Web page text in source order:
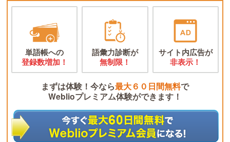
単語帳への
登録数増加！
語彙力診断が
無制限！
サイト内広告が
非表示！
まずは体験！今なら最大６０日間無料で
Weblioプレミアム体験ができます！